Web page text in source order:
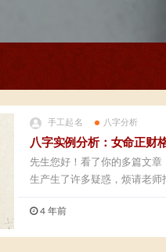
手工起名 八字分析
八字实例分析：女命正财
先生您好！看了你的多篇文
生产生了许多疑惑，烦请老
4 年前